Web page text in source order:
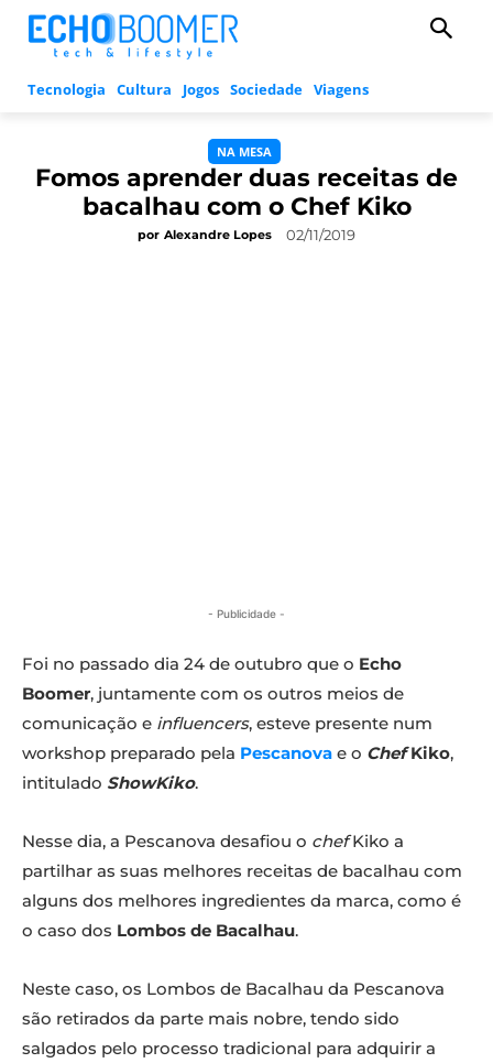
Tecnologia Cultura Jogos Sociedade Viagens
NA MESA
Fomos aprender duas receitas de
bacalhau com o Chef Kiko
por Alexandre Lopes 02/11/2019
- Publicidade -
Foi no passado dia 24 de outubro que o Echo
Boomer, juntamente com os outros meios de
comunicação e influencers, esteve presente num
workshop preparado pela Pescanova e o ChefKiko,
intitulado ShowKiko.
Nesse dia, a Pescanova desafiou o chefKiko a
partilhar as suas melhores receitas de bacalhau com
alguns dos melhores ingredientes da marca, como é
o caso dos Lombos de Bacalhau.
Neste caso, os Lombos de Bacalhau da Pescanova
são retirados da parte mais nobre, tendo sido
salgados pelo processo tradicional para adquirir a